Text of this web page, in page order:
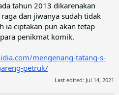
tahun 2013 dikarenakan
dan jiwanya sudah tidak
ia ciptakan pun akan tetap
penikmat komik.
mengenang-tatang-s-
petruk/
Last edited: Jul 14, 2021